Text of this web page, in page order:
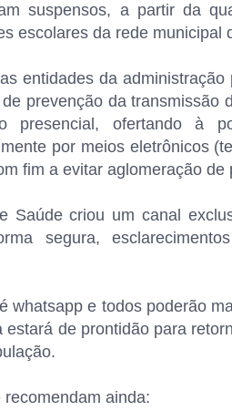
suspensos, a partir da
escolares da rede municipal
entidades da
prevenção da transmissão
presencial, ofertando à
por meios eletrônicos
fim a evitar aglomeração
Saúde criou um canal
segura,
whatsapp e todos poderão
estará de prontidão para
ainda: